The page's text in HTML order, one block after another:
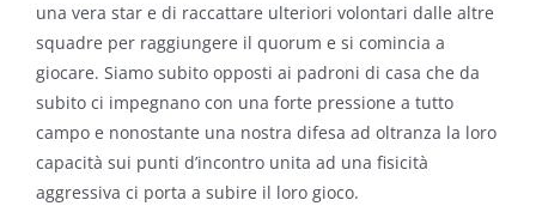
una vera star e di raccattare ulteriori volontari dalle altre
squadre per raggiungere il quorum e si comincia a
giocare. Siamo subito opposti ai padroni di casa che da
subito ci impegnano con una forte pressione a tutto
campo e nonostante una nostra difesa ad oltranza la loro
capacità sui punti d’incontro unita ad una fisicità
aggressiva ci porta a subire il loro gioco.